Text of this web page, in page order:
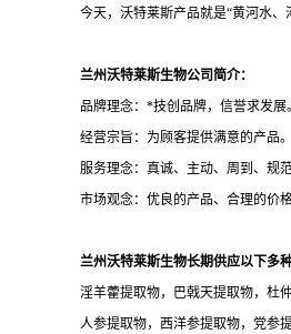
今天，沃特莱斯产品就是“黄河水、
兰州沃特莱斯生物公司简介：
品牌理念：*技创品牌，信誉求发展。
经营宗旨：为顾客提供满意的产品。
服务理念：真诚、主动、周到、规范
市场观念：优良的产品、合理的价格
兰州沃特莱斯生物长期供应以下多
淫羊藿提取物，巴戟天提取物，杜
人参提取物，西洋参提取物，党参